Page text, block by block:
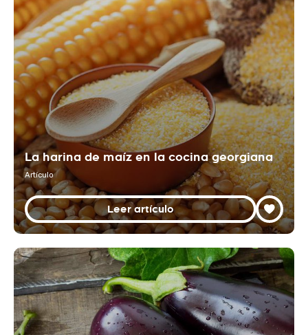
La harina de maíz en la cocina georgiana
Artículo
Leer artículo